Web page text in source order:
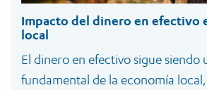
Impacto del dinero en efectivo
local
El dinero en efectivo sigue siendo
fundamental de la economía